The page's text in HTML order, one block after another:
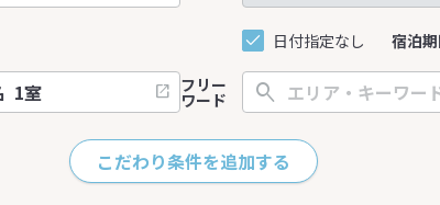
日付指定なし 宿泊
フリー
ワード
こだわり条件を追加する